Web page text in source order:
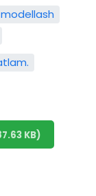
modellash
KB)